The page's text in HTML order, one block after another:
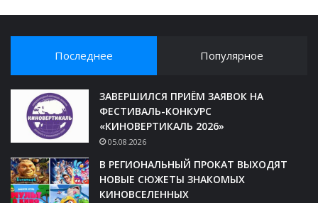
Последнее Популярное
ЗАВЕРШИЛСЯ ПРИЁМ ЗАЯВОК НА
ФЕСТИВАЛЬ-КОНКУРС
«КИНОВЕРТИКАЛЬ 2026»
05.08.2026
В РЕГИОНАЛЬНЫЙ ПРОКАТ ВЫХОДЯТ
НОВЫЕ СЮЖЕТЫ ЗНАКОМЫХ
КИНОВСЕЛЕННЫХ